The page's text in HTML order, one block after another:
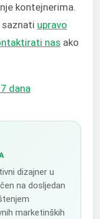
kontejnerima.
saznati upravo
nas ako
dana
dizajner u
na dosljedan
marketinških